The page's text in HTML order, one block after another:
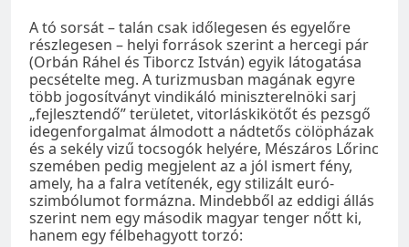
A tó sorsát – talán csak időlegesen és egyelőre
részlegesen – helyi források szerint a hercegi pár
(Orbán Ráhel és Tiborcz István) egyik látogatása
pecsételte meg. A turizmusban magának egyre
több jogosítványt vindikáló miniszterelnöki sarj
„fejlesztendő” területet, vitorláskikötőt és pezsgő
idegenforgalmat álmodott a nádtetős cölöpházak
és a sekély vizű tocsogók helyére, Mészáros Lőrinc
szemében pedig megjelent az a jól ismert fény,
amely, ha a falra vetítenék, egy stilizált euró-
szimbólumot formázna. Mindebből az eddigi állás
szerint nem egy második magyar tenger nőtt ki,
hanem egy félbehagyott torzó: